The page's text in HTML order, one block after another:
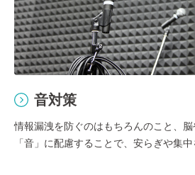
音対策
情報漏洩を防ぐのはもちろんのこと、
「音」に配慮することで、安らぎや集中